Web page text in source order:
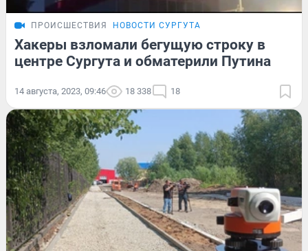
ПРОИСШЕСТВИЯ НОВОСТИ СУРГУТА
Хакеры взломали бегущую строку в
центре Сургута и обматерили Путина
14 августа, 2023, 09:46 18 338 18